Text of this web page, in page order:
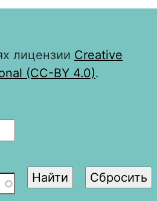
лицензии Creative
(CC-BY 4.0).